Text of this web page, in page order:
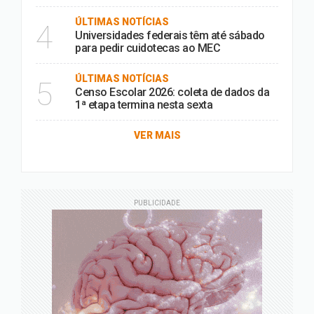
4 ÚLTIMAS NOTÍCIAS
Universidades federais têm até sábado
para pedir cuidotecas ao MEC
5 ÚLTIMAS NOTÍCIAS
Censo Escolar 2026: coleta de dados da
1ª etapa termina nesta sexta
VER MAIS
PUBLICIDADE